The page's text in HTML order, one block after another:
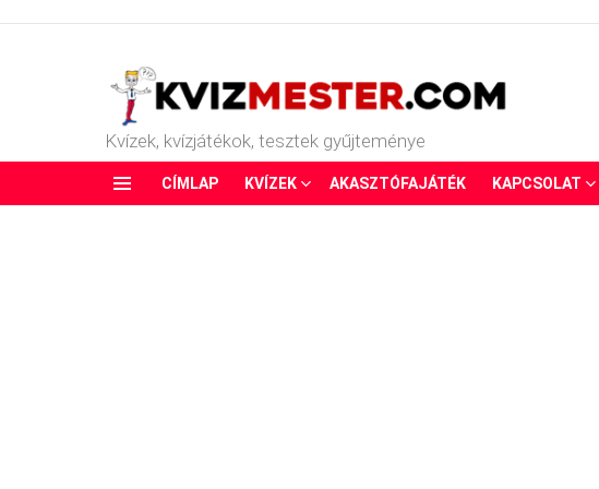
Kvízek, kvízjátékok, tesztek gyűjteménye
CÍMLAP KVÍZEK AKASZTÓFAJÁTÉK KAPCSOLAT